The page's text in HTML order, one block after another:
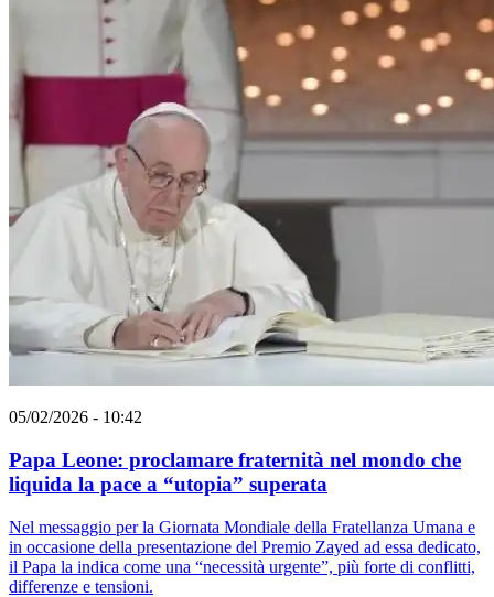
05/02/2026 - 10:42
Papa Leone: proclamare fraternità nel mondo che
liquida la pace a “utopia” superata
Nel messaggio per la Giornata Mondiale della Fratellanza Umana e
in occasione della presentazione del Premio Zayed ad essa dedicato,
il Papa la indica come una “necessità urgente”, più forte di conflitti,
differenze e tensioni.